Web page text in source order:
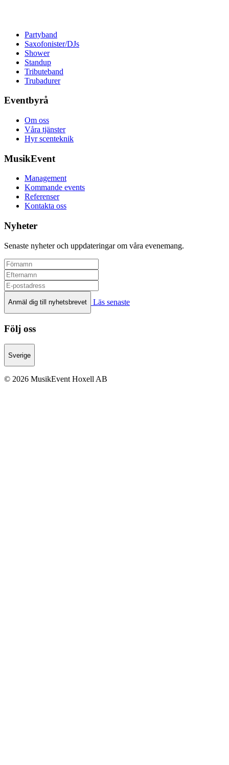
Partyband
Saxofonister/DJs
Shower
Standup
Tributeband
Trubadurer
Eventbyrå
Om oss
Våra tjänster
Hyr scenteknik
MusikEvent
Management
Kommande events
Referenser
Kontakta oss
Nyheter
Senaste nyheter och uppdateringar om våra evenemang.
Anmäl dig till nyhetsbrevet Läs senaste
Följ oss
Sverige
© 2026 MusikEvent Hoxell AB